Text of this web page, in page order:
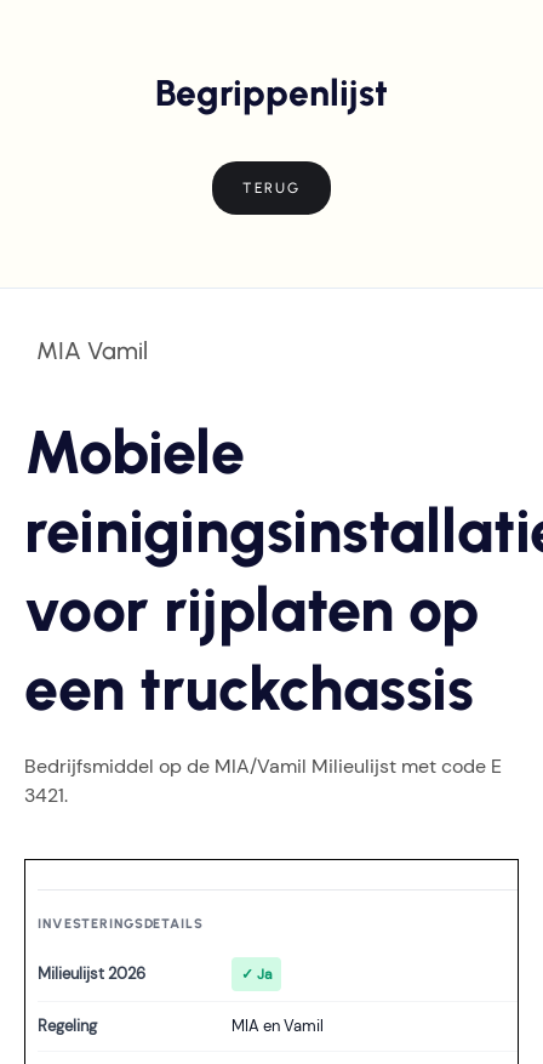
Begrippenlijst
TERUG
MIA Vamil
Mobiele
voor rijplaten op
een truckchassis
Bedrijfsmiddel op de MIA/Vamil Milieulijst met code E
3421.
INVESTERINGSDETAILS
Milieulijst 2026 ✓ Ja
Regeling MIA en Vamil